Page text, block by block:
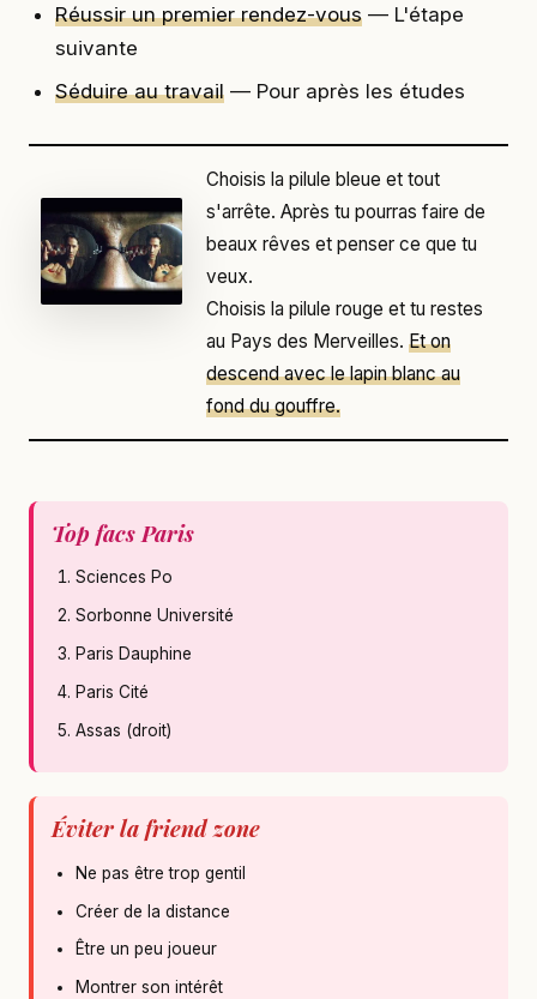
Réussir un premier rendez-vous — L'étape
suivante
Séduire au travail — Pour après les études
Choisis la pilule bleue et tout
s'arrête. Après tu pourras faire de
beaux rêves et penser ce que tu
veux.
Choisis la pilule rouge et tu restes
au Pays des Merveilles. Et on
descend avec le lapin blanc au
fond du gouffre.
Top facs Paris
Sciences Po
Sorbonne Université
Paris Dauphine
Paris Cité
Assas (droit)
Éviter la friend zone
Ne pas être trop gentil
Créer de la distance
Être un peu joueur
Montrer son intérêt